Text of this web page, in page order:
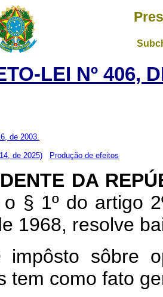
LEI Nº 406,
de 2003.
de 2025) Produção de efeitos
DA
§ 1º do artigo
1968, resolve
sôbre
tem como fato